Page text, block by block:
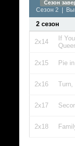
Сезон
Сезон 2 |
2 сезон
2x14
If
2x15 Pie
2x16 Turn,
2x17
2x18